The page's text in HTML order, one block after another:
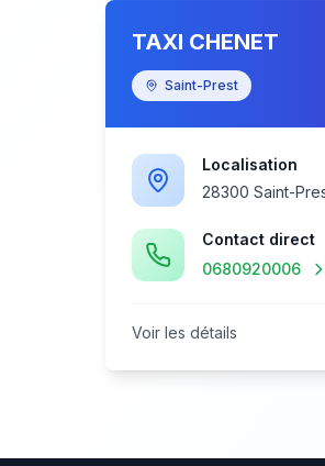
TAXI CHENET
Saint-Prest
Localisation
28300 Saint-
Contact direct
0680920006
Voir les détails